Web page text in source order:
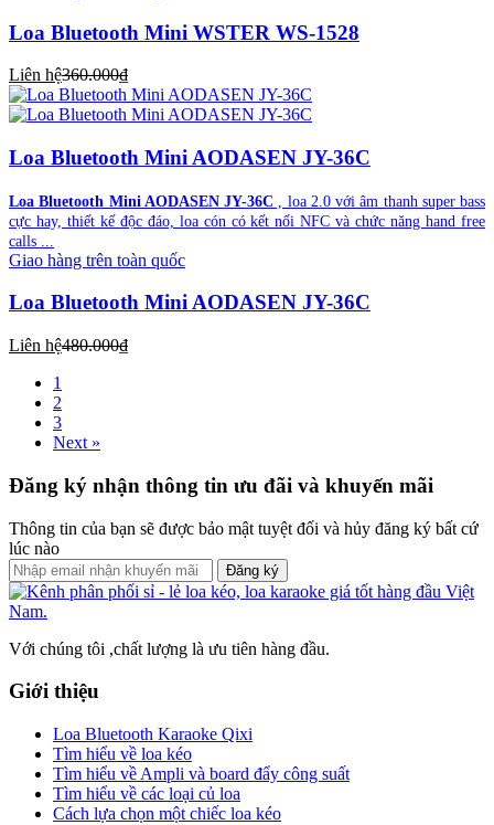
Loa Bluetooth Mini WSTER WS-1528
Liên hệ360.000₫
Loa Bluetooth Mini AODASEN JY-36C
Loa Bluetooth Mini AODASEN JY-36C , loa 2.0 với âm thanh super bass
cực hay, thiết kế độc đáo, loa cón có kết nối NFC và chức năng hand free
calls ...
Giao hàng trên toàn quốc
Loa Bluetooth Mini AODASEN JY-36C
Liên hệ480.000₫
1
2
3
Next »
Đăng ký nhận thông tin ưu đãi và khuyến mãi
Thông tin của bạn sẽ được bảo mật tuyệt đối và hủy đăng ký bất cứ
lúc nào
Đăng ký
Với chúng tôi ,chất lượng là ưu tiên hàng đầu.
Giới thiệu
Loa Bluetooth Karaoke Qixi
Tìm hiểu về loa kéo
Tìm hiểu về Ampli và board đẩy công suất
Tìm hiểu về các loại củ loa
Cách lựa chọn một chiếc loa kéo